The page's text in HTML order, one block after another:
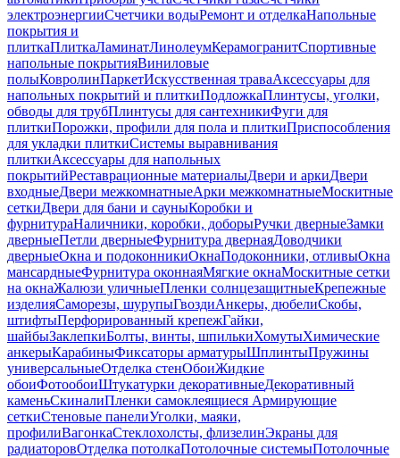
электроэнергииСчетчики водыРемонт и отделкаНапольные
покрытия и
плиткаПлиткаЛаминатЛинолеумКерамогранитСпортивные
напольные покрытияВиниловые
полыКовролинПаркетИскусственная траваАксессуары для
напольных покрытий и плиткиПодложкаПлинтусы, уголки,
обводы для трубПлинтусы для сантехникиФуги для
плиткиПорожки, профили для пола и плиткиПриспособления
для укладки плиткиСистемы выравнивания
плиткиАксессуары для напольных
покрытийРеставрационные материалыДвери и аркиДвери
входныеДвери межкомнатныеАрки межкомнатныеМоскитные
сеткиДвери для бани и сауныКоробки и
фурнитураНаличники, коробки, доборыРучки дверныеЗамки
дверныеПетли дверныеФурнитура двернаяДоводчики
дверныеОкна и подоконникиОкнаПодоконники, отливыОкна
мансардныеФурнитура оконнаяМягкие окнаМоскитные сетки
на окнаЖалюзи уличныеПленки солнцезащитныеКрепежные
изделияСаморезы, шурупыГвоздиАнкеры, дюбелиСкобы,
штифтыПерфорированный крепежГайки,
шайбыЗаклепкиБолты, винты, шпилькиХомутыХимические
анкерыКарабиныФиксаторы арматурыШплинтыПружины
универсальныеОтделка стенОбоиЖидкие
обоиФотообоиШтукатурки декоративныеДекоративный
каменьСкиналиПленки самоклеящиеся Армирующие
сеткиСтеновые панелиУголки, маяки,
профилиВагонкаСтеклохолсты, флизелинЭкраны для
радиаторовОтделка потолкаПотолочные системыПотолочные